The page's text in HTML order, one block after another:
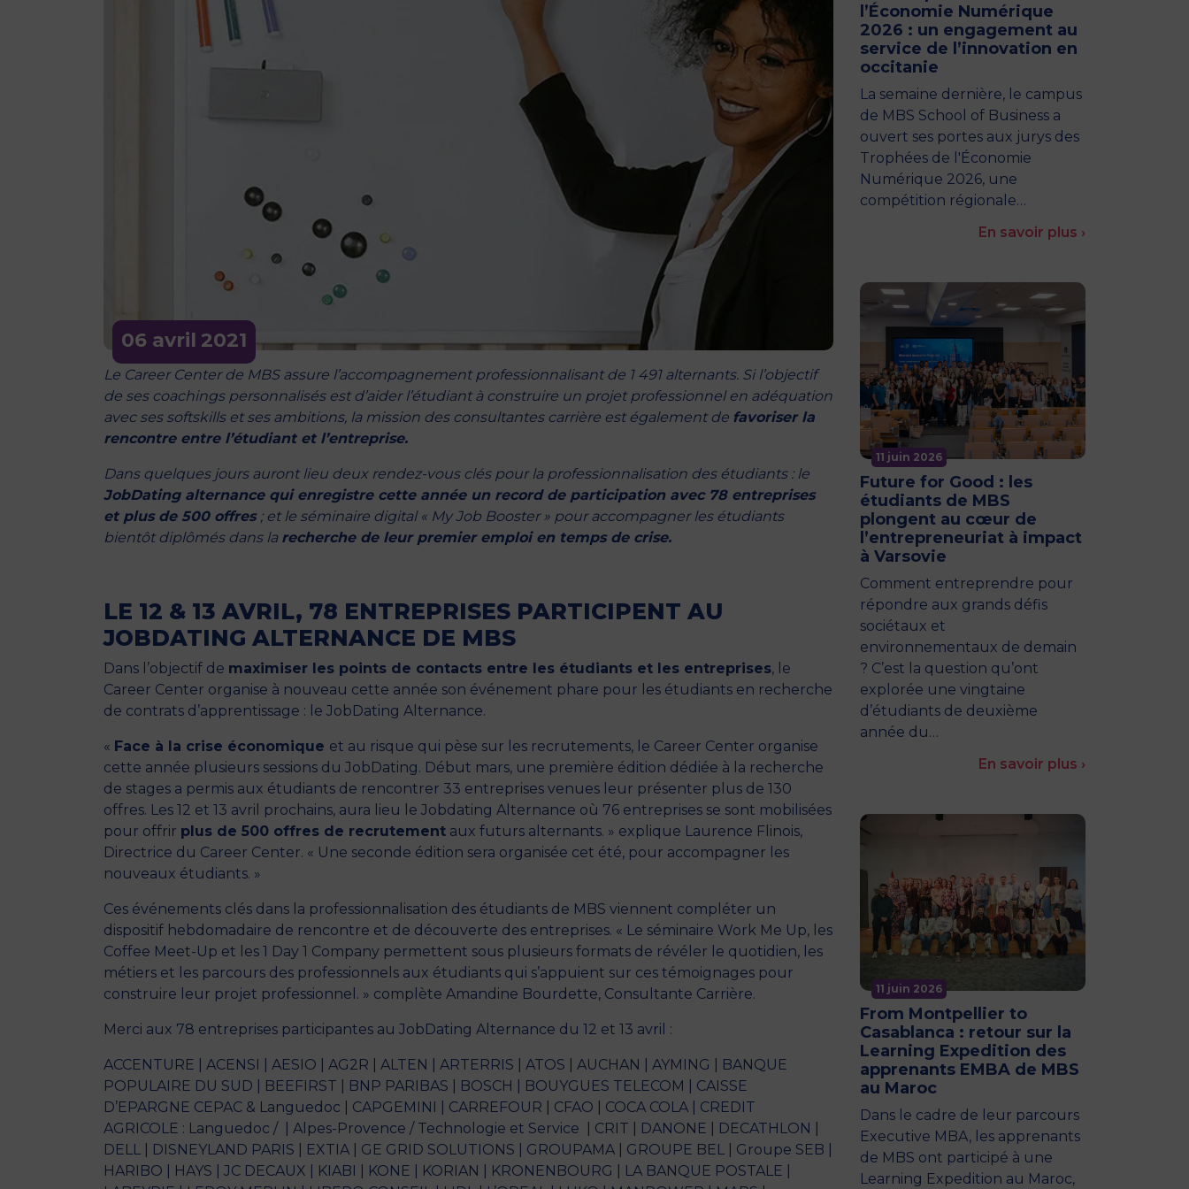
06 avril 2021
Le Career Center de MBS assure l’accompagnement professionnalisant de 1 491 alternants. Si l’objectif
de ses coachings personnalisés est d’aider l’étudiant à construire un projet professionnel en adéquation
avec ses softskills et ses ambitions, la mission des consultantes carrière est également de favoriser la
rencontre entre l’étudiant et l’entreprise.
Dans quelques jours auront lieu deux rendez-vous clés pour la professionnalisation des étudiants : le
JobDating alternance qui enregistre cette année un record de participation avec 78 entreprises
et plus de 500 offres ; et le séminaire digital « My Job Booster » pour accompagner les étudiants
bientôt diplômés dans la recherche de leur premier emploi en temps de crise.
LE 12 & 13 AVRIL, 78 ENTREPRISES PARTICIPENT AU
JOBDATING ALTERNANCE DE MBS
Dans l’objectif de maximiser les points de contacts entre les étudiants et les entreprises, le
Career Center organise à nouveau cette année son événement phare pour les étudiants en recherche
de contrats d’apprentissage : le JobDating Alternance.
« Face à la crise économique et au risque qui pèse sur les recrutements, le Career Center organise
cette année plusieurs sessions du JobDating. Début mars, une première édition dédiée à la recherche
de stages a permis aux étudiants de rencontrer 33 entreprises venues leur présenter plus de 130
offres. Les 12 et 13 avril prochains, aura lieu le Jobdating Alternance où 76 entreprises se sont mobilisées
pour offrir plus de 500 offres de recrutement aux futurs alternants. » explique Laurence Flinois,
Directrice du Career Center. « Une seconde édition sera organisée cet été, pour accompagner les
nouveaux étudiants. »
Ces événements clés dans la professionnalisation des étudiants de MBS viennent compléter un
dispositif hebdomadaire de rencontre et de découverte des entreprises. « Le séminaire Work Me Up, les
Coffee Meet-Up et les 1 Day 1 Company permettent sous plusieurs formats de révéler le quotidien, les
métiers et les parcours des professionnels aux étudiants qui s’appuient sur ces témoignages pour
construire leur projet professionnel. » complète Amandine Bourdette, Consultante Carrière.
Merci aux 78 entreprises participantes au JobDating Alternance du 12 et 13 avril :
ACCENTURE | ACENSI | AESIO | AG2R | ALTEN | ARTERRIS | ATOS | AUCHAN | AYMING | BANQUE
POPULAIRE DU SUD | BEEFIRST | BNP PARIBAS | BOSCH | BOUYGUES TELECOM | CAISSE
D’EPARGNE CEPAC & Languedoc | CAPGEMINI | CARREFOUR | CFAO | COCA COLA | CREDIT
AGRICOLE : Languedoc / | Alpes-Provence / Technologie et Service | CRIT | DANONE | DECATHLON |
DELL | DISNEYLAND PARIS | EXTIA | GE GRID SOLUTIONS | GROUPAMA | GROUPE BEL | Groupe SEB |
HARIBO | HAYS | JC DECAUX | KIABI | KONE | KORIAN | KRONENBOURG | LA BANQUE POSTALE |
l’Économie Numérique
2026 : un engagement au
service de l’innovation en
occitanie
La semaine dernière, le campus
de MBS School of Business a
ouvert ses portes aux jurys des
Trophées de l'Économie
Numérique 2026, une
compétition régionale…
En savoir plus ›
11 juin 2026
Future for Good : les
étudiants de MBS
plongent au cœur de
l’entrepreneuriat à impact
à Varsovie
Comment entreprendre pour
répondre aux grands défis
sociétaux et
environnementaux de demain
? C’est la question qu’ont
explorée une vingtaine
d’étudiants de deuxième
année du…
En savoir plus ›
11 juin 2026
From Montpellier to
Casablanca : retour sur la
Learning Expedition des
apprenants EMBA de MBS
au Maroc
Dans le cadre de leur parcours
Executive MBA, les apprenants
de MBS ont participé à une
Learning Expedition au Maroc,